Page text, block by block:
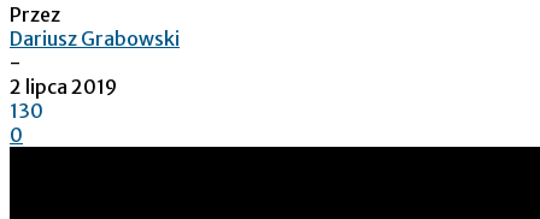
Przez
Dariusz Grabowski
-
2 lipca 2019
130
0